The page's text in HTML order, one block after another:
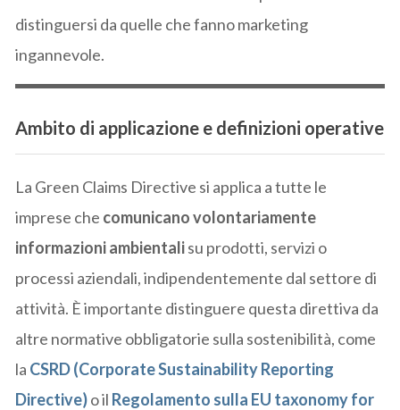
distinguersi da quelle che fanno marketing
ingannevole.
Ambito di applicazione e definizioni operative
La Green Claims Directive si applica a tutte le
imprese che comunicano volontariamente
informazioni ambientalisu prodotti, servizi o
processi aziendali, indipendentemente dal settore di
attività. È importante distinguere questa direttiva da
altre normative obbligatorie sulla sostenibilità, come
la CSRD(Corporate Sustainability Reporting
Directive)o il Regolamento sulla EU taxonomy for